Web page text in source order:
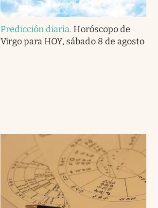
Predicción diaria. Horóscopo de
Virgo para HOY, sábado 8 de agosto